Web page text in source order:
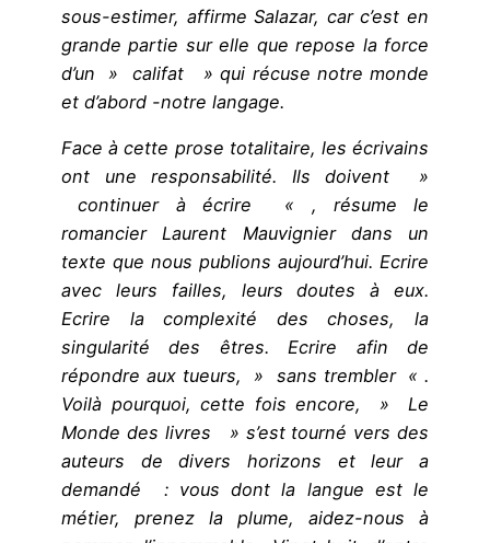
sous-estimer, affirme Salazar, car c’est en
grande partie sur elle que repose la force
d’un » califat » qui récuse notre monde
et d’abord -notre langage.
Face à cette prose totalitaire, les écrivains
ont une responsabilité. Ils doivent »
continuer à écrire « , résume le
romancier Laurent Mauvignier dans un
texte que nous publions aujourd’hui. Ecrire
avec leurs failles, leurs doutes à eux.
Ecrire la complexité des choses, la
singularité des êtres. Ecrire afin de
répondre aux tueurs, » sans trembler « .
Voilà pourquoi, cette fois encore, » Le
Monde des livres » s’est tourné vers des
auteurs de divers horizons et leur a
demandé : vous dont la langue est le
métier, prenez la plume, aidez-nous à